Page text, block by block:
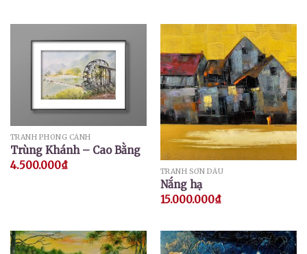
TRANH PHONG CẢNH
Trùng Khánh – Cao Bằng
4.500.000₫ TRANH SƠN DẦU
Nắng hạ
15.000.000₫